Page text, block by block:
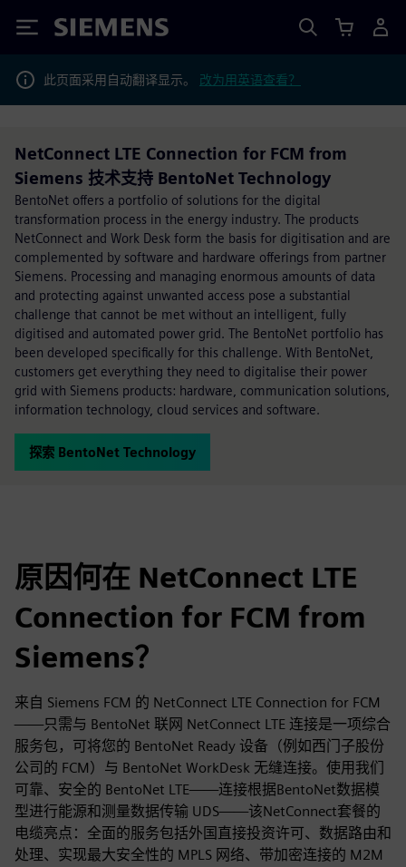
Siemens
此页面采用自动翻译显示。 改为用英语查看？
NetConnect LTE Connection for FCM from
Siemens 技术支持 BentoNet Technology
BentoNet offers a portfolio of solutions for the digital
transformation process in the energy industry. The products
NetConnect and Work Desk form the basis for digitisation and are
complemented by software and hardware offerings from partner
Siemens. Processing and managing enormous amounts of data
and protecting against unwanted access pose a substantial
challenge that cannot be met without an intelligent, fully
digitised and automated power grid. The BentoNet portfolio has
been developed specifically for this challenge. With BentoNet,
customers get everything they need to digitalise their power
grid with Siemens products: hardware, communication solutions,
information technology, cloud services and software.
探索 BentoNet Technology
原因何在 NetConnect LTE
Connection for FCM from
Siemens？
来自 Siemens FCM 的 NetConnect LTE Connection for FCM
——只需与 BentoNet 联网 NetConnect LTE 连接是一项综合
服务包，可将您的 BentoNet Ready 设备（例如西门子股份
公司的 FCM）与 BentoNet WorkDesk 无缝连接。使用我们
可靠、安全的 BentoNet LTE——连接根据BentoNet数据模
型进行能源和测量数据传输 UDS——该NetConnect套餐的
电缆亮点：全面的服务包括外国直接投资许可、数据路由和
处理、实现最大安全性的 MPLS 网络、带加密连接的 M2M